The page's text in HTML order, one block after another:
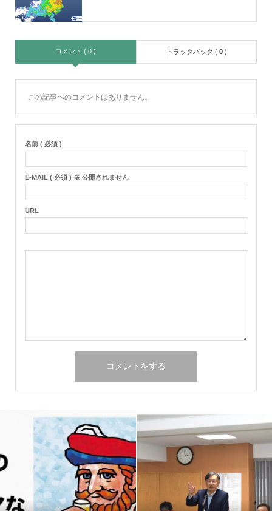
コメント ( 0 ) トラックバック ( 0 )
この記事へのコメントはありません。
名前 ( 必須 )
E-MAIL ( 必須 ) ※ 公開されません
URL